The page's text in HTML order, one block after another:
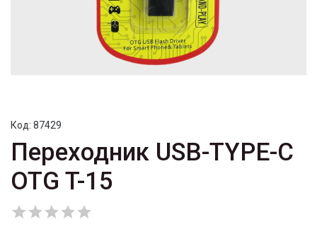
Код: 87429
Переходник USB-TYPE-C
OTG T-15
